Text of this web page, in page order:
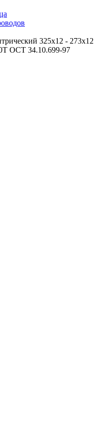
325х12 - 273х12
ОСТ 34.10.699-97